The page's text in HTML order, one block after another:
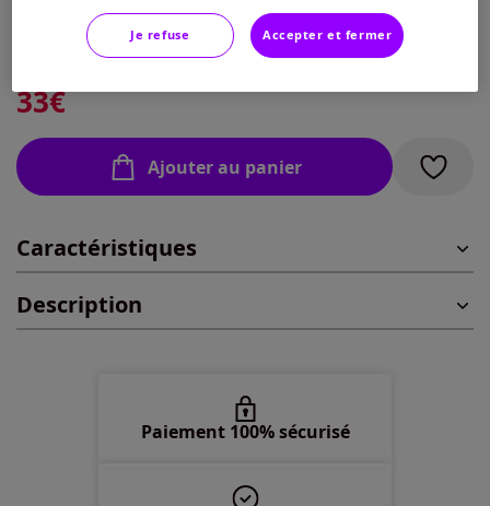
Veuillez sélectionner une taille
En stock
En stock
46 -En stock
48 -En stock
Guide des tailles
33€
Ajouter au panier
Caractéristiques
Description
Paiement 100% sécurisé
Je refuse Accepter et fermer